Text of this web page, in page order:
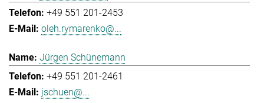
+49 551 201-2453
oleh.rymarenko@...
Jürgen Schünemann
+49 551 201-2461
jschuen@...